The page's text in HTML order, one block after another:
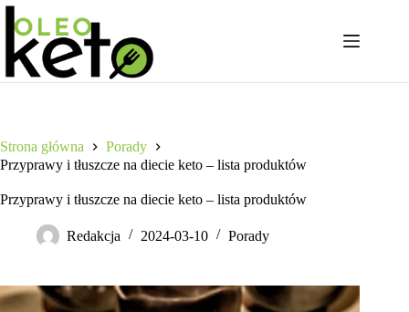
Przejdź
treści
Strona główna
Porady
Przyprawy i tłuszcze na diecie keto – lista produktów
Przyprawy i tłuszcze na diecie keto – lista produktów
Redakcja 2024-03-10 Porady